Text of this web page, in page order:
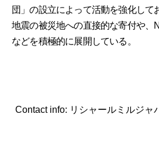
団」の設立によって活動を強化して
地震の被災地への直接的な寄付や、
などを積極的に展開している。
Contact info: リシャールミルジャ